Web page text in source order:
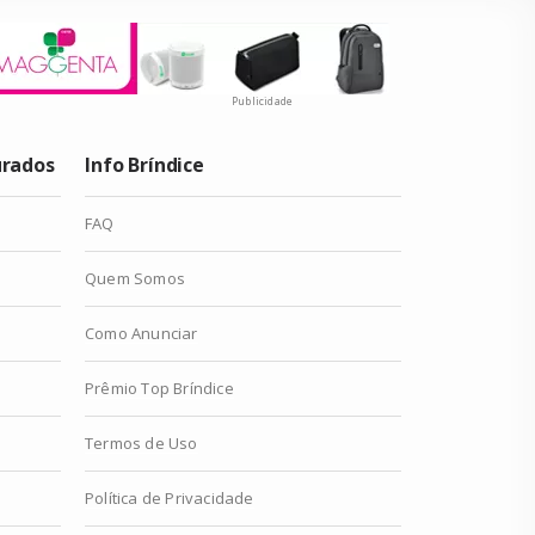
Publicidade
Info Bríndice
FAQ
Quem Somos
Como Anunciar
Prêmio Top Bríndice
Termos de Uso
Política de Privacidade